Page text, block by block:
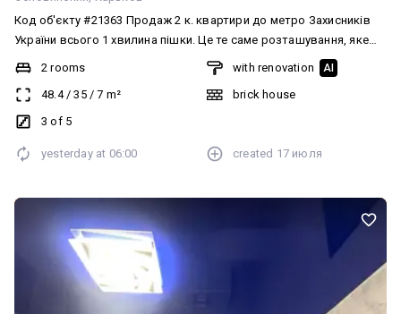
Код об'єкту #21363 Продаж 2 к. квартири до метро Захисників
України всього 1 хвилина пішки. Це те саме розташування, яке
люди шукають місяцями. Опис: Простора двокімнатна квартира
із зручним плануванням та роздільним санвузлом. Усі комунікації
підключені, є централізоване опалення та бойлер. Квартира
повністю укомплектована всім необхідним для проживання
Відмінний варіант як для життя, так і для оренди • Поруч
спокійній локації Сертифікат розглядається!
2 rooms
48.4/35/7 m²
3 of 5
with renovation AI
brick house
yesterday at 06:00 created 17 июля